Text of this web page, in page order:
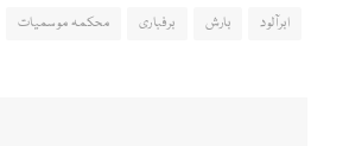
ابرآلود بارش برفباری محکمہ موسمیات